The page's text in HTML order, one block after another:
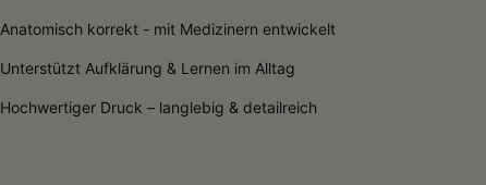
Anatomisch korrekt - mit Medizinern entwickelt
Unterstützt Aufklärung & Lernen im Alltag
Hochwertiger Druck – langlebig & detailreich